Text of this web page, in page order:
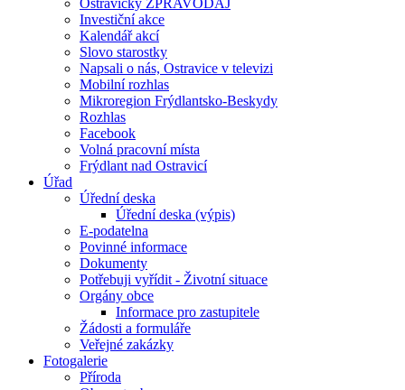
Ostravický ZPRAVODAJ
Investiční akce
Kalendář akcí
Slovo starostky
Napsali o nás, Ostravice v televizi
Mobilní rozhlas
Mikroregion Frýdlantsko-Beskydy
Rozhlas
Facebook
Volná pracovní místa
Frýdlant nad Ostravicí
Úřad
Úřední deska
Úřední deska (výpis)
E-podatelna
Povinné informace
Dokumenty
Potřebuji vyřídit - Životní situace
Orgány obce
Informace pro zastupitele
Žádosti a formuláře
Veřejné zakázky
Fotogalerie
Příroda